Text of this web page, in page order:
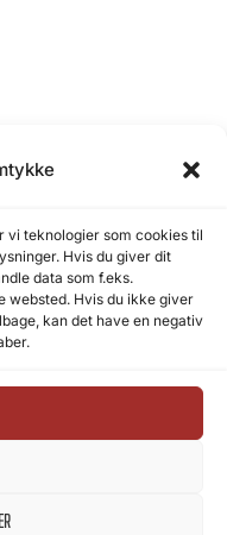
vi teknologier som cookies til
Hvis du giver dit
data som f.eks.
websted. Hvis du ikke giver
kan det have en negativ